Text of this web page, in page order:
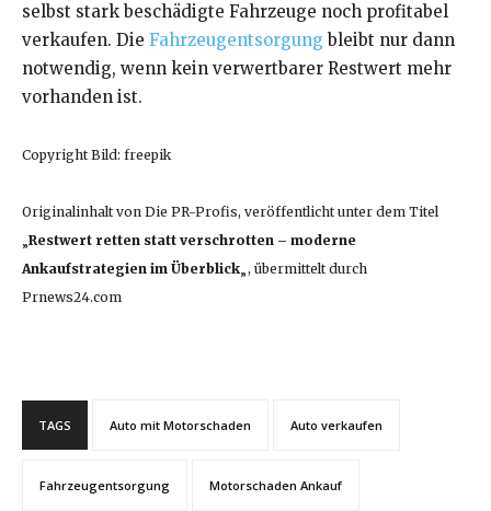
selbst stark beschädigte Fahrzeuge noch profitabel
verkaufen. Die Fahrzeugentsorgung bleibt nur dann
notwendig, wenn kein verwertbarer Restwert mehr
vorhanden ist.
Copyright Bild: freepik
Originalinhalt von Die PR-Profis, veröffentlicht unter dem Titel
„Restwert retten statt verschrotten – moderne
Ankaufstrategien im Überblick„, übermittelt durch
Prnews24.com
TAGS Auto mit Motorschaden Auto verkaufen
Fahrzeugentsorgung Motorschaden Ankauf